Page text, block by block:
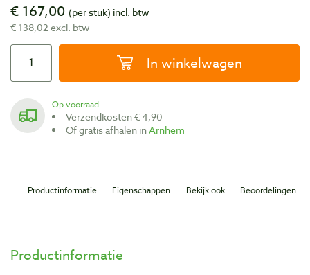
€ 167,00 (per stuk) incl. btw
€ 138,02 excl. btw
In winkelwagen
Op voorraad
Verzendkosten € 4,90
Of gratis afhalen inArnhem
Productinformatie Eigenschappen Bekijk ook Beoordelingen
Productinformatie